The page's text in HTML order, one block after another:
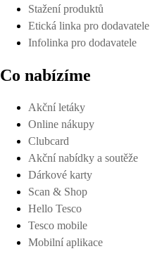
Stažení produktů
Etická linka pro dodavatele
Infolinka pro dodavatele
Co nabízíme
Akční letáky
Online nákupy
Clubcard
Akční nabídky a soutěže
Dárkové karty
Scan & Shop
Hello Tesco
Tesco mobile
Mobilní aplikace